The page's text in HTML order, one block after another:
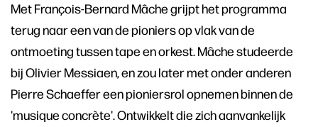
Met François-Bernard Mâche grijpt het programma
terug naar een van de pioniers op vlak van de
ontmoeting tussen tape en orkest. Mâche studeerde
bij Olivier Messiaen, en zou later met onder anderen
Pierre Schaeffer een pioniersrol opnemen binnen de
'musique concrète'. Ontwikkelt die zich aanvankelijk